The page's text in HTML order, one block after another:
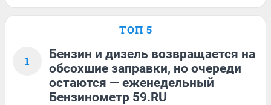
ТОП 5
1
Бензин и дизель возвращается на
обсохшие заправки, но очереди
остаются — еженедельный
Бензинометр 59.RU